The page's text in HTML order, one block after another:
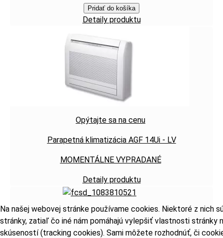
Pridať do košíka
Detaily produktu
Opýtajte sa na cenu
Parapetná klimatizácia AGF 14Ui - LV
MOMENTÁLNE VYPRADANÉ
Detaily produktu
Na našej webovej stránke používame cookies. Niektoré z nich
stránky, zatiaľ čo iné nám pomáhajú vylepšiť vlastnosti stránky
skúseností (tracking cookies). Sami môžete rozhodnúť, či